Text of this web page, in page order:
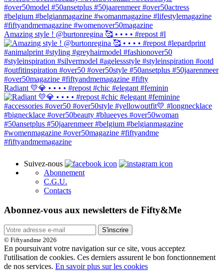
Amazing style ! @burtonregina 🥰 • • • • #repost #l
Radiant 💛💎 • • • • #repost #chic #elegant #feminin
Suivez-nous
Abonnement
C.G.U.
Contacts
Abonnez-vous aux newsletters de Fifty&Me
S'inscrire
© Fiftyandme 2026
En poursuivant votre navigation sur ce site, vous acceptez
l'utilisation de cookies. Ces derniers assurent le bon fonctionnement
de nos services. En savoir plus sur les cookies